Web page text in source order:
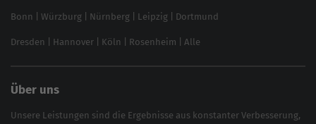
Brand Monitoring 2025
Bonn Würzburg Nürnberg Leipzig Dortmund
Dresden Hannover Köln Rosenheim Alle
Über uns
Unsere Leistungen sind die Ergebnisse aus konstanter Verbesserung,